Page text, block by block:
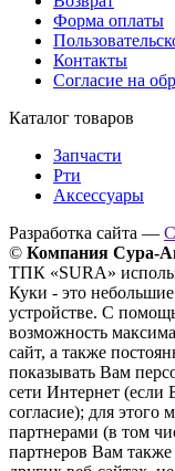
Форма оплаты
Контакты
Согласие на
Каталог товаров
Запчасти
Рти
Аксессуары
Разработка сайта —
© Компания Сура-
ТПК «SURA»
Куки - это
устройстве. С
возможность
сайт, а также
показывать Вам
сети Интернет (если
согласие); для
партнерами (в том
партнеров Вам